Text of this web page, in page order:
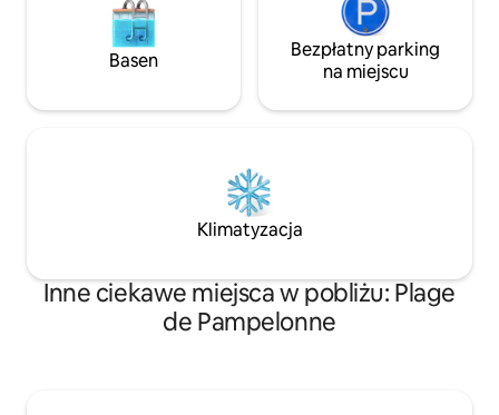
Basen
Bezpłatny parking
na miejscu
Klimatyzacja
Inne ciekawe miejsca w pobliżu: Plage
de Pampelonne